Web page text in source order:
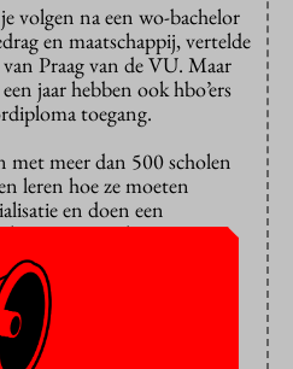
volgen na een wo-bachelor
en maatschappij, vertelde
Praag van de VU. Maar
jaar hebben ook hbo’ers
toegang.
met meer dan 500 scholen
leren hoe ze moeten
en doen een
is voor hun
docenten vertelde
zijn hele leven nooit